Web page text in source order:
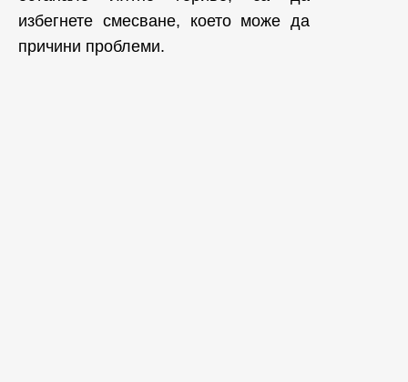
избегнете смесване, което може да
причини проблеми.